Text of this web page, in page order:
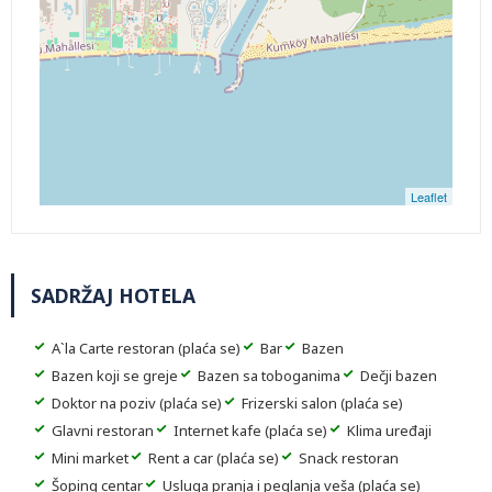
Leaflet
SADRŽAJ HOTELA
A`la Carte restoran (plaća se) Bar
Bazen
Bazen koji se greje
Bazen sa toboganima
Dečji bazen
Doktor na poziv (plaća se)
Frizerski salon (plaća se)
Glavni restoran
Internet kafe (plaća se)
Klima uređaji
Mini market
Rent a car (plaća se)
Snack restoran
Šoping centar
Usluga pranja i peglanja veša (plaća se)